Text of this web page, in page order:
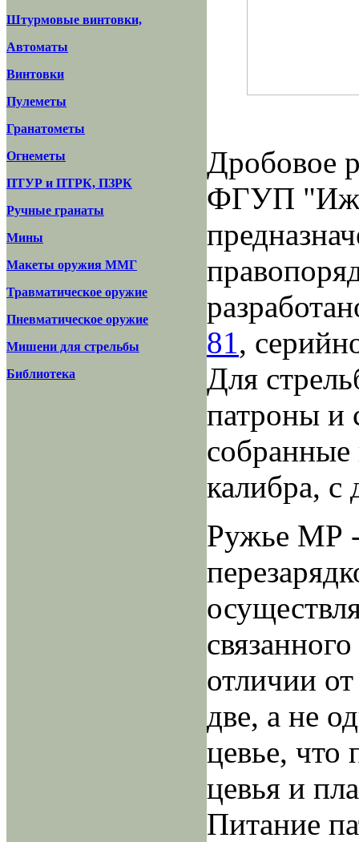
Штурмовые винтовки,
Автоматы
Винтовки
Пулеметы
Гранатометы
Огнеметы
ПТУР и ПТРК, ПЗРК
Ручные гранаты
Мины
Макеты оружия ММГ
Травматическое оружие
Пневматическое оружие
Мишени для стрельбы
Библиотека
Дробовое
ФГУП
81,
Для
патроны и
собранные
калибра,
Ружье МР -
отличии
две, а не
цевье, что
цевья и
Питание